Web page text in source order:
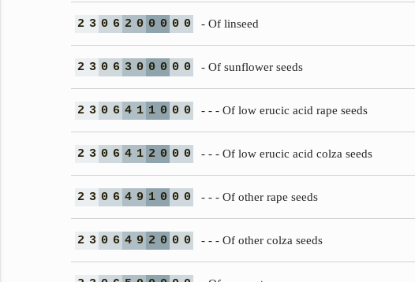
2 3 0 6 2 0 0 0 0 0 - Of linseed
2 3 0 6 3 0 0 0 0 0 - Of sunflower seeds
2 3 0 6 4 1 1 0 0 0 - - - Of low erucic acid rape seeds
2 3 0 6 4 1 2 0 0 0 - - - Of low erucic acid colza seeds
2 3 0 6 4 9 1 0 0 0 - - - Of other rape seeds
2 3 0 6 4 9 2 0 0 0 - - - Of other colza seeds